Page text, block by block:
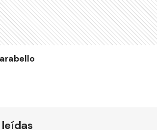
leídas